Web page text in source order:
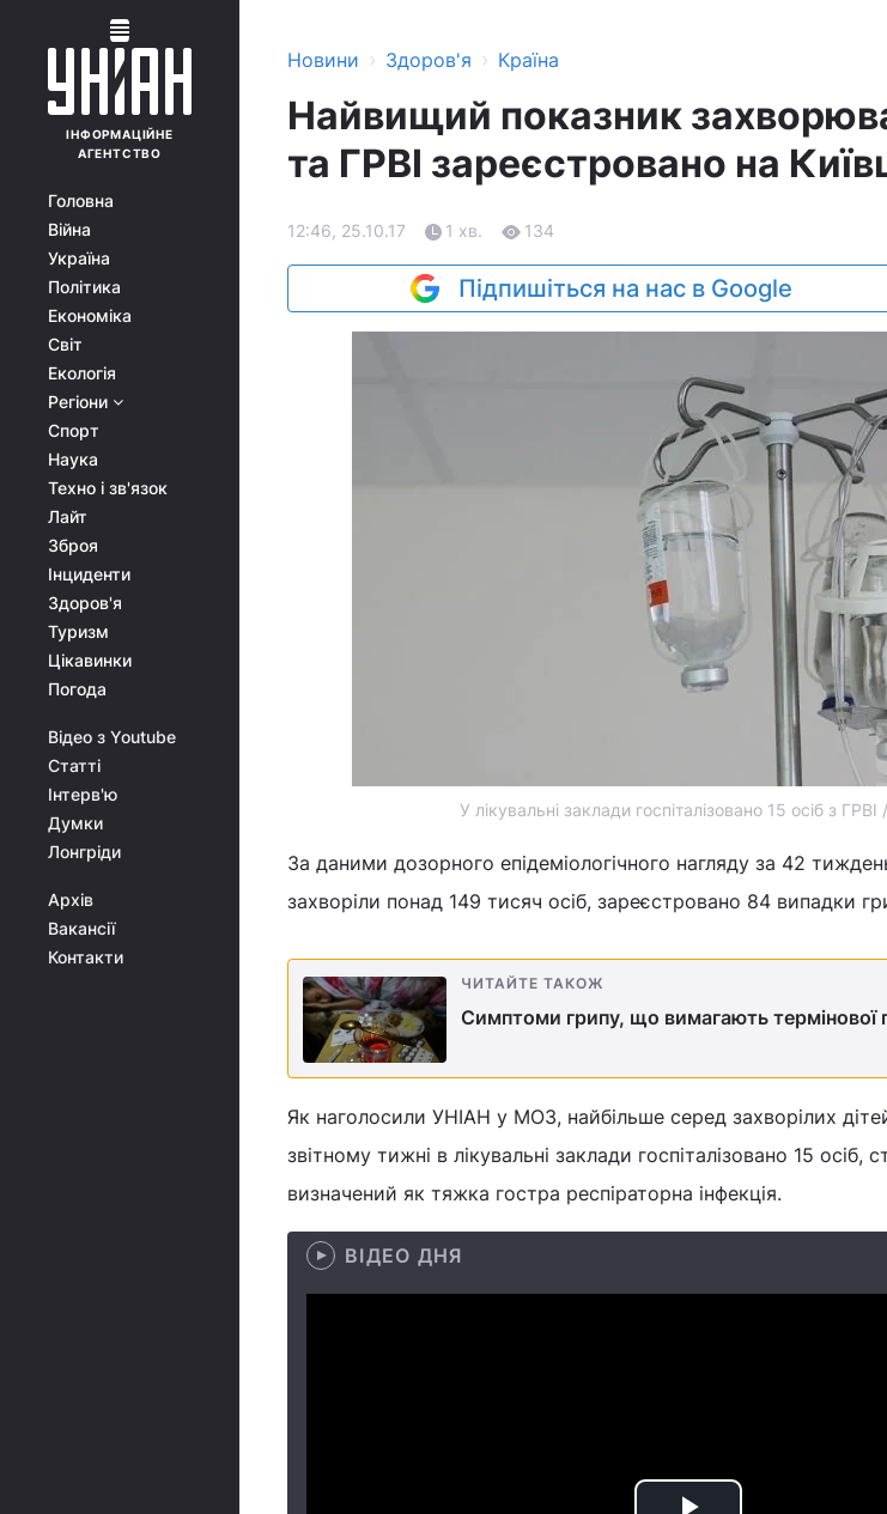
ІНФОРМАЦІЙНЕ
АГЕНТСТВО
Головна
Війна
Україна
Політика
Економіка
Світ
Екологія
Регіони
Спорт
Наука
Техно і зв'язок
Лайт
Зброя
Інциденти
Здоров'я
Туризм
Цікавинки
Погода
Відео з Youtube
Статті
Інтерв'ю
Думки
Лонгріди
Архів
Вакансії
Контакти
Новини › Здоров'я › Країна
Найвищий показник
та ГРВІ зареєстровано на
12:46, 25.10.17 1 хв. 134
Підпишіться на нас в Google
У лікувальні заклади госпіталізовано 15 осіб з
За даними дозорного епідеміологічного нагляду за 42
захворіли понад 149 тисяч осіб, зареєстровано 84 випадки
ЧИТАЙТЕ ТАКОЖ
Симптоми грипу, що вимагають термінової
Як наголосили УНІАН у МОЗ, найбільше серед захворілих
звітному тижні в лікувальні заклади госпіталізовано 15 осіб,
визначений як тяжка гостра респіраторна інфекція.
ВІДЕО ДНЯ